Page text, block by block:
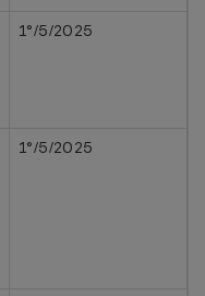
1°/5/2025
1°/5/2025